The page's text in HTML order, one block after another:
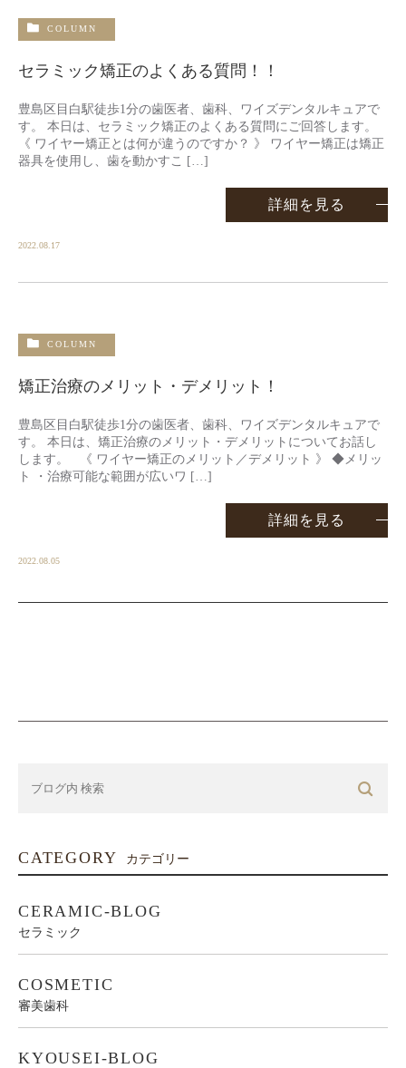
COLUMN
セラミック矯正のよくある質問！！
豊島区目白駅徒歩1分の歯医者、歯科、ワイズデンタルキュアで
す。 本日は、セラミック矯正のよくある質問にご回答します。
《 ワイヤー矯正とは何が違うのですか？ 》 ワイヤー矯正は矯正
器具を使用し、歯を動かすこ […]
詳細を見る
2022.08.17
COLUMN
矯正治療のメリット・デメリット！
豊島区目白駅徒歩1分の歯医者、歯科、ワイズデンタルキュアで
す。 本日は、矯正治療のメリット・デメリットについてお話し
します。 《 ワイヤー矯正のメリット／デメリット 》 ◆メリッ
ト ・治療可能な範囲が広いワ […]
詳細を見る
2022.08.05
CATEGORY カテゴリー
CERAMIC-BLOG
セラミック
COSMETIC
審美歯科
KYOUSEI-BLOG